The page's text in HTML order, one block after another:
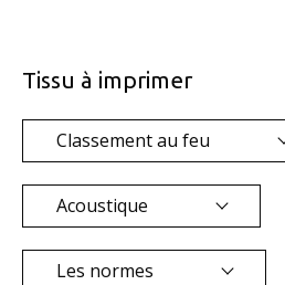
Tissu à imprimer
Classement au feu
Acoustique
Les normes